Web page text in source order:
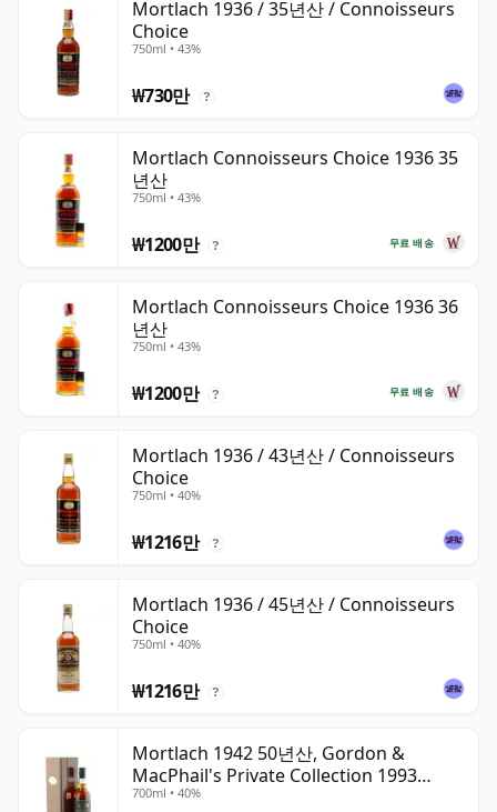
Mortlach 1936 / 35년산 / Connoisseurs
Choice
750ml • 43%
₩730만 ?
Mortlach Connoisseurs Choice 1936 35
년산
750ml • 43%
무료 배송
₩1200만 ?
Mortlach Connoisseurs Choice 1936 36
년산
750ml • 43%
무료 배송
₩1200만 ?
Mortlach 1936 / 43년산 / Connoisseurs
Choice
750ml • 40%
₩1216만 ?
Mortlach 1936 / 45년산 / Connoisseurs
Choice
750ml • 40%
₩1216만 ?
Mortlach 1942 50년산, Gordon &
MacPhail's Private Collection 1993
Bottling
700ml • 40%